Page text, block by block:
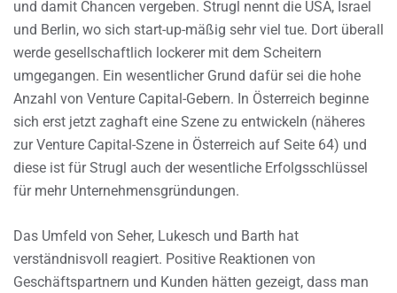
und damit Chancen vergeben. Strugl nennt die USA, Israel
und Berlin, wo sich start-up-mäßig sehr viel tue. Dort überall
werde gesellschaftlich lockerer mit dem Scheitern
umgegangen. Ein wesentlicher Grund dafür sei die hohe
Anzahl von Venture Capital-Gebern. In Österreich beginne
sich erst jetzt zaghaft eine Szene zu entwickeln (näheres
zur Venture Capital-Szene in Österreich auf Seite 64) und
diese ist für Strugl auch der wesentliche Erfolgsschlüssel
für mehr Unternehmensgründungen.
Das Umfeld von Seher, Lukesch und Barth hat
verständnisvoll reagiert. Positive Reaktionen von
Geschäftspartnern und Kunden hätten gezeigt, dass man